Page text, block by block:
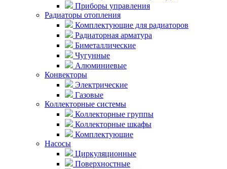
Приборы управления
Радиаторы отопления
Комплектующие для радиаторов
Радиаторная арматура
Биметаллические
Чугунные
Алюминиевые
Конвекторы
Электрические
Газовые
Коллекторные системы
Коллекторные группы
Коллекторные шкафы
Комплектующие
Насосы
Циркуляционные
Поверхностные